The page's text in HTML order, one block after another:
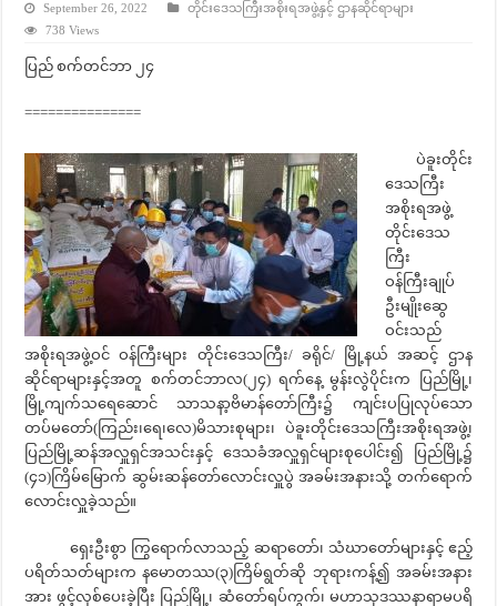
September 26, 2022
တိုင်းဒေသကြီးအစိုးရအဖွဲ့နှင့် ဌာနဆိုင်ရာများ
738 Views
ပြည် စက်တင်ဘာ ၂၄
===============
ပဲခူးတိုင်း
ဒေသကြီး
အစိုးရအဖွဲ့
တိုင်းဒေသ
ကြီး
ဝန်ကြီးချုပ်
ဦးမျိုးဆွေ
ဝင်းသည်
အစိုးရအဖွဲ့ဝင် ဝန်ကြီးများ တိုင်းဒေသကြီး/ ခရိုင်/ မြို့နယ် အဆင့် ဌာန
ဆိုင်ရာများနှင့်အတူ စက်တင်ဘာလ(၂၄) ရက်နေ့ မွန်းလွဲပိုင်းက ပြည်မြို့၊
မြို့ကျက်သရေဆောင် သာသနာ့ဗိမာန်တော်ကြီး၌ ကျင်းပပြုလုပ်သော
တပ်မတော်(ကြည်း၊ရေ၊လေ)မိသားစုများ၊ ပဲခူးတိုင်းဒေသကြီးအစိုးရအဖွဲ့၊
ပြည်မြို့ဆန်အလှူရှင်အသင်းနှင့် ဒေသခံအလှူရှင်များစုပေါင်း၍ ပြည်မြို့၌
(၄၁)ကြိမ်မြောက် ဆွမ်းဆန်တော်လောင်းလှူပွဲ အခမ်းအနားသို့ တက်ရောက်
လောင်းလှူခဲ့သည်။
ရှေးဦးစွာ ကြွရောက်လာသည့် ဆရာတော်၊ သံဃာတော်များနှင့် ဧည့်
ပရိတ်သတ်များက နမောတဿ(၃)ကြိမ်ရွတ်ဆို ဘုရားကန့်၍ အခမ်းအနား
အား ဖွင့်လှစ်ပေးခဲ့ပြီး ပြည်မြို့၊ ဆံတော်ရပ်ကွက်၊ မဟာသုဒဿနာရာမပရိ